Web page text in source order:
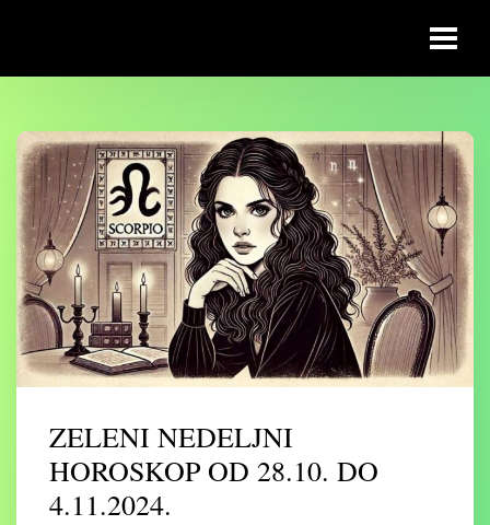
ZELENI NEDELJNI
HOROSKOP OD 28.10. DO
4.11.2024.